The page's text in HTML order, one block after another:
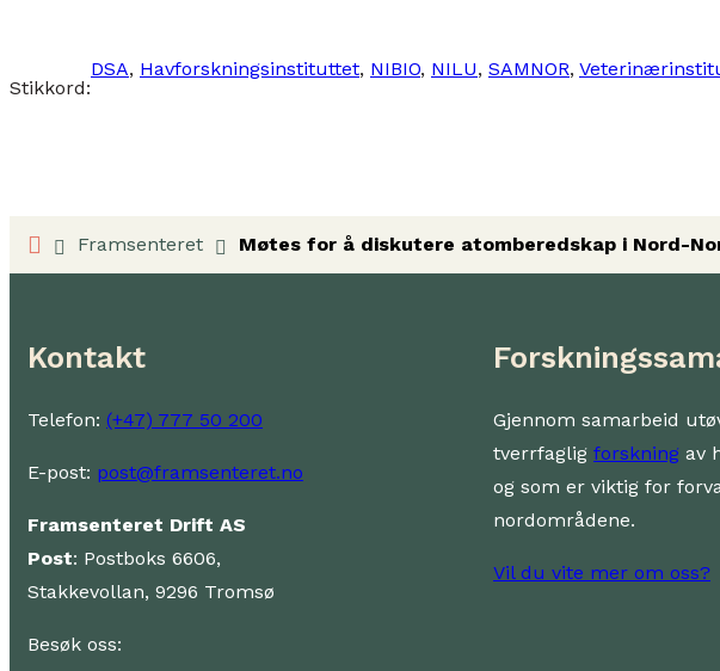
Stikkord:
DSA, Havforskningsinstituttet, NIBIO, NILU, SAMNOR,
Framsenteret Møtes for å diskutere atomberedskap i Nord-
Kontakt
Telefon: (+47) 777 50 200
E-post: post@framsenteret.no
Framsenteret Drift AS
Post: Postboks 6606,
Stakkevollan, 9296 Tromsø
Besøk oss:
Gjennom samarbeid
tverrfaglig forskning av
og som er viktig for
nordområdene.
Vil du vite mer om oss?